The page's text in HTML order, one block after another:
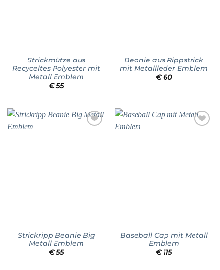
Strickmütze aus
Recyceltes Polyester mit
Metall Emblem
€55
Beanie aus Rippstrick
mit Metallleder Emblem
€60
Strickripp Beanie Big
Metall Emblem
€55
Baseball Cap mit Metall
Emblem
€115